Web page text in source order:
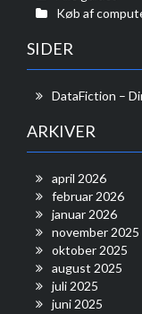
Køb af
SIDER
DataFiction –
ARKIVER
april 2026
februar 2026
januar 2026
november 2025
oktober 2025
august 2025
juli 2025
juni 2025